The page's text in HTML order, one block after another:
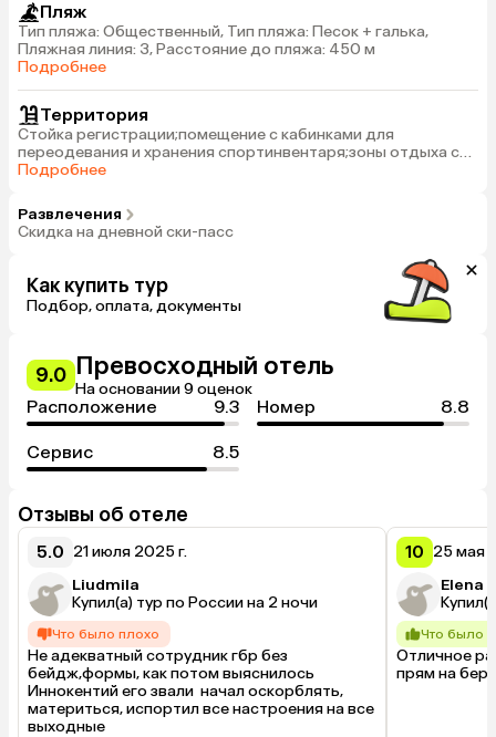
Пляж
Тип пляжа: Общественный, Тип пляжа: Песок + галька,
Пляжная линия: 3, Расстояние до пляжа: 450 м
Подробнее
Территория
Стойка регистрации;помещение с кабинками для
переодевания и хранения спортинвентаря;зоны отдыха с
ТВ;WI-FI бесплатно;кухня (варочная плита, СВЧ-печи,
комната
Подробнее
Развлечения
Скидка на дневной ски-пасс
Как купить тур
Подбор, оплата, документы
9.0 Превосходный отель
На основании 9 оценок
Расположение 9.3 Номер 8.8
Сервис 8.5
Отзывы об отеле
5.0 21 июля 2025 г.
Liudmila
Купил(а) тур по России на 2 ночи
Что было плохо
Не адекватный сотрудник гбр без
бейдж,формы, как потом выяснилось
Иннокентий его звали  начал оскорблять,
материться, испортил все настроения на все
выходные
10 25 мая
Elena
Что было
Отличное
прям на